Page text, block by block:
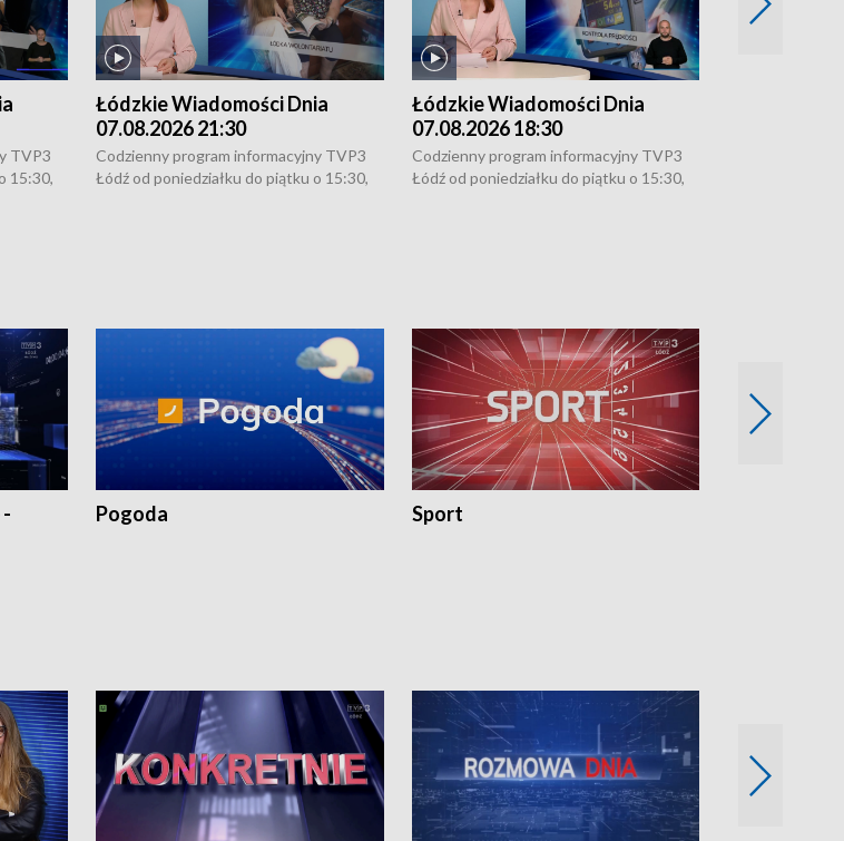
TVP3
15:30,
Łódzkie Wiadomości Dnia
07.08.2026 21:30
Codzienny program informacyjny TVP3
Łódź od poniedziałku do piątku o 15:30,
Łódzkie Wiadomości Dnia
07.08.2026 18:30
Codzienny program informacyjny TVP3
Łódź od poniedziałku do piątku o 15:30,
Pogoda Sport